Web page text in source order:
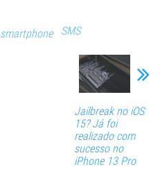
smartphone SMS
Jailbreak no iOS
15? Já foi
realizado com
sucesso no
iPhone 13 Pro